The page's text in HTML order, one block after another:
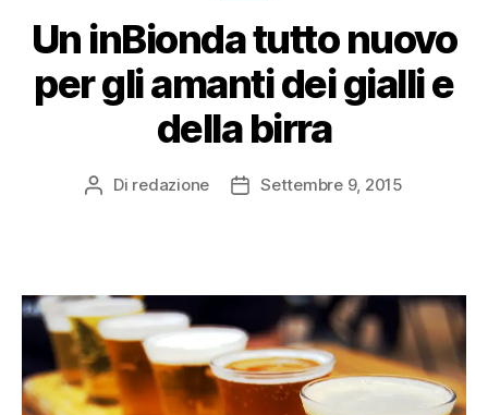
Un inBionda tutto nuovo
per gli amanti dei gialli e
della birra
Autore
Di redazione
DataSettembre 9, 2015